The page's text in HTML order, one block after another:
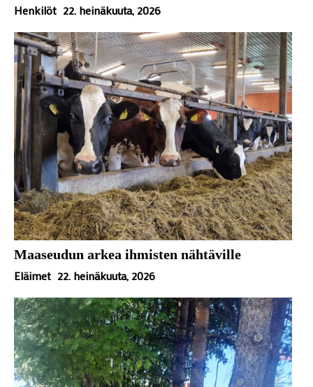
Henkilöt 22. heinäkuuta, 2026
Maaseudun arkea ihmisten nähtäville
Eläimet 22. heinäkuuta, 2026